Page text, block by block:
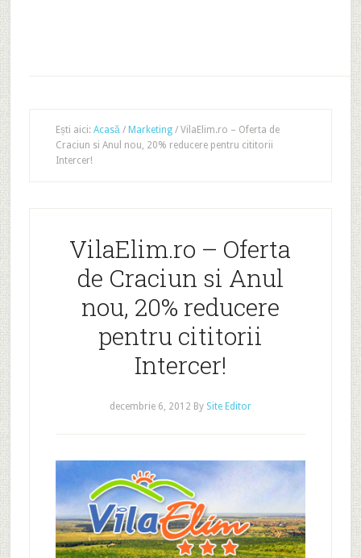
Ești aici: Acasă / Marketing /VilaElim.ro – Oferta de
Craciun si Anul nou, 20% reducere pentru cititorii
Intercer!
VilaElim.ro – Oferta
de Craciun si Anul
nou, 20% reducere
pentru cititorii
Intercer!
decembrie 6, 2012 By Site Editor